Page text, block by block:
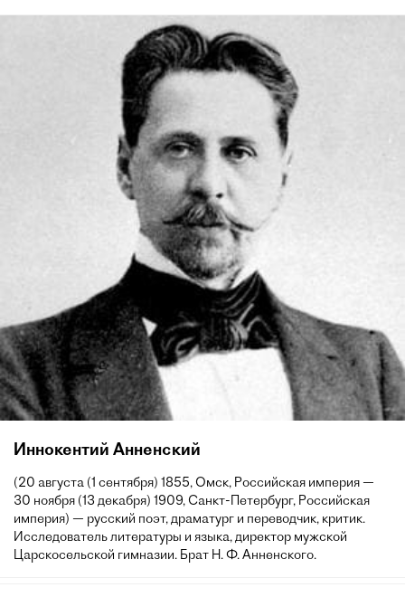
Иннокентий Анненский
(20 августа (1 сентября) 1855, Омск, Российская империя —
30 ноября (13 декабря) 1909, Санкт-Петербург, Российская
империя) — русский поэт, драматург и переводчик, критик.
Исследователь литературы и языка, директор мужской
Царскосельской гимназии. Брат Н. Ф. Анненского.